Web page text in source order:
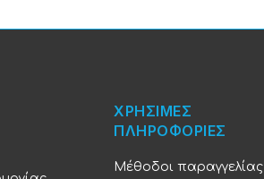
ΧΡΗΣΙΜΕΣ
ΠΛΗΡΟΦΟΡΙΕΣ
Μέθοδοι παραγγελίας